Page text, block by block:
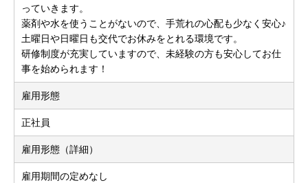
っていきます。
薬剤や水を使うことがないので、手荒れの心配も少なく安心♪
土曜日や日曜日も交代でお休みをとれる環境です。
研修制度が充実していますので、未経験の方も安心してお仕
事を始められます！
雇用形態
正社員
雇用形態（詳細）
雇用期間の定めなし